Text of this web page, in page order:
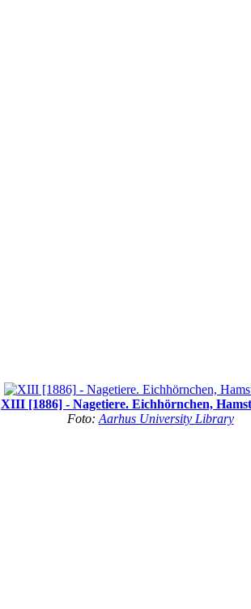
XIII [1886] - Nagetiere. Eichhörnchen,
Foto: Aarhus University Library